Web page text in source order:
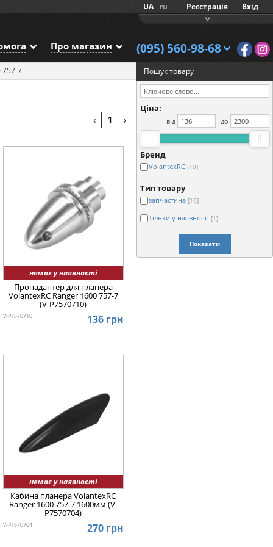
UA ru Реєстрація Вхід
Про магазин (095) 560-98-68
757-7
‹ 1 ›
немає у наявності
Пропадаптер для планера
VolantexRC Ranger 1600 757-7
(V-P7570710)
V-P7570710 136 грн
немає у наявності
Кабина планера VolantexRC
Ranger 1600 757-7 1600мм (V-
P7570704)
V-P7570704 270 грн
Пошук товару
Ціна:
від до
Бренд
VolantexRC [10]
Тип товару
запчастина [10]
Тільки у наявності [1]
Показати